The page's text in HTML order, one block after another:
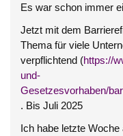
Es war schon immer
Jetzt mit dem
Thema für viele
verpflichtend (https://
und-
Gesetzesvorhaben/
. Bis Juli 2025
Ich habe letzte